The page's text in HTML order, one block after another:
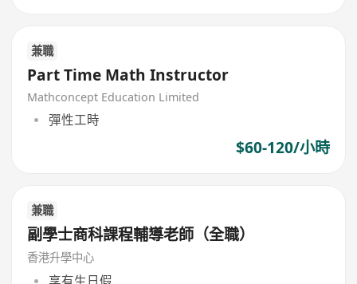
兼職
Part Time Math Instructor
Mathconcept Education Limited
彈性工時
$60-120/小時
兼職
副學士商科課程輔導老師（全職）
香港升學中心